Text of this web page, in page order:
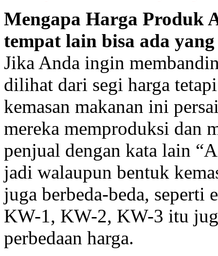
Mengapa Harga Produk
tempat lain bisa ada
Jika Anda ingin
dilihat dari segi harga
kemasan makanan ini
mereka memproduksi dan
penjual dengan kata lain
jadi walaupun bentuk
juga berbeda-beda,
KW-1, KW-2, KW-3 itu
perbedaan harga.